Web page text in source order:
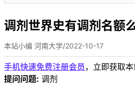
调剂世界史有调剂名额
本站小编 河南大学/2022-10-17
手机快速免费注册会员 ，立即获取本
提问问题: 调剂